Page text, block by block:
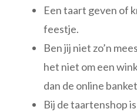
Een taart geven of
feestje.
Ben jij niet zo’n
het niet om een
dan de online
Bij de taartenshop